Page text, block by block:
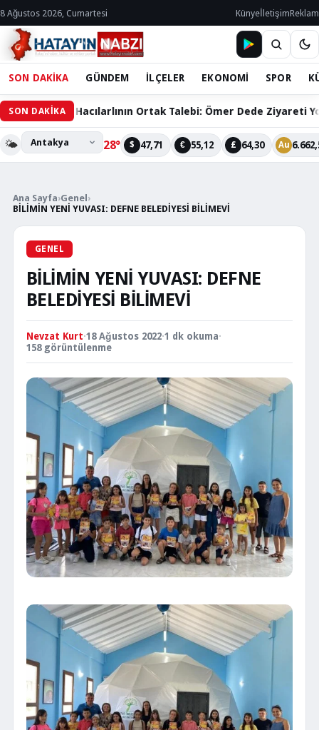
8 Ağustos 2026, Cumartesi KünyeİletişimReklam
SON DAKİKA GÜNDEM İLÇELER EKONOMİ SPOR
SON DAKİKA
Bin Hacılarlının Ortak Talebi: Ömer Dede Ziyareti Yolu
🌤️ 28° $ 47,71 € 55,12 £ 64,30 Au
Ana Sayfa›Genel ›
BİLİMİN YENİ YUVASI: DEFNE BELEDİYESİ BİLİMEVİ
GENEL
BİLİMİN YENİ YUVASI: DEFNE
BELEDİYESİ BİLİMEVİ
Nevzat Kurt·18 Ağustos 2022·1 dk okuma·
158 görüntülenme